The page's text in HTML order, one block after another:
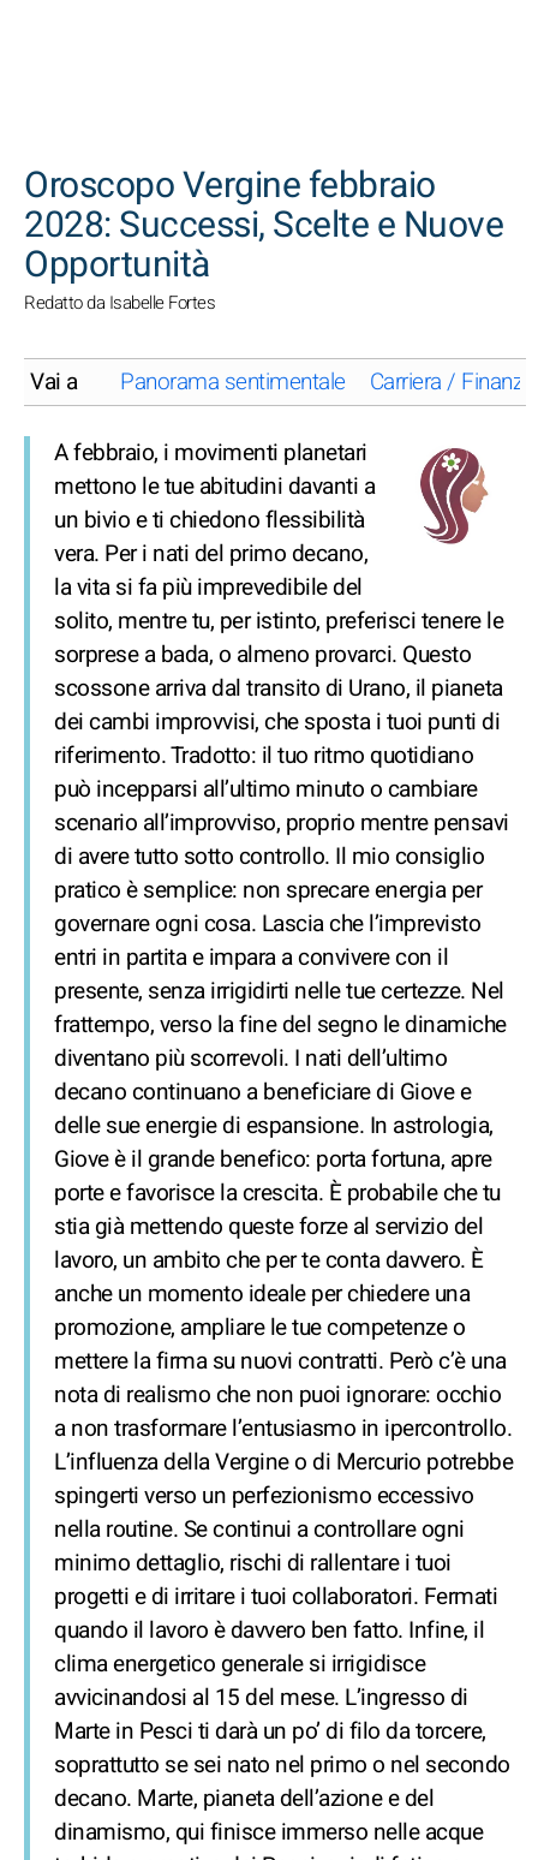
Oroscopo Vergine febbraio
2028: Successi, Scelte e Nuove
Opportunità
Redatto da Isabelle Fortes
Vai a Panorama sentimentale Carriera / Finanze
A febbraio, i movimenti planetari
mettono le tue abitudini davanti a
un bivio e ti chiedono flessibilità
vera. Per i nati del primo decano,
la vita si fa più imprevedibile del
solito, mentre tu, per istinto, preferisci tenere le
sorprese a bada, o almeno provarci. Questo
scossone arriva dal transito di Urano, il pianeta
dei cambi improvvisi, che sposta i tuoi punti di
riferimento. Tradotto: il tuo ritmo quotidiano
può incepparsi all’ultimo minuto o cambiare
scenario all’improvviso, proprio mentre pensavi
di avere tutto sotto controllo. Il mio consiglio
pratico è semplice: non sprecare energia per
governare ogni cosa. Lascia che l’imprevisto
entri in partita e impara a convivere con il
presente, senza irrigidirti nelle tue certezze. Nel
frattempo, verso la fine del segno le dinamiche
diventano più scorrevoli. I nati dell’ultimo
decano continuano a beneficiare di Giove e
delle sue energie di espansione. In astrologia,
Giove è il grande benefico: porta fortuna, apre
porte e favorisce la crescita. È probabile che tu
stia già mettendo queste forze al servizio del
lavoro, un ambito che per te conta davvero. È
anche un momento ideale per chiedere una
promozione, ampliare le tue competenze o
mettere la firma su nuovi contratti. Però c’è una
nota di realismo che non puoi ignorare: occhio
a non trasformare l’entusiasmo in ipercontrollo.
L’influenza della Vergine o di Mercurio potrebbe
spingerti verso un perfezionismo eccessivo
nella routine. Se continui a controllare ogni
minimo dettaglio, rischi di rallentare i tuoi
progetti e di irritare i tuoi collaboratori. Fermati
quando il lavoro è davvero ben fatto. Infine, il
clima energetico generale si irrigidisce
avvicinandosi al 15 del mese. L’ingresso di
Marte in Pesci ti darà un po’ di filo da torcere,
soprattutto se sei nato nel primo o nel secondo
decano. Marte, pianeta dell’azione e del
dinamismo, qui finisce immerso nelle acque